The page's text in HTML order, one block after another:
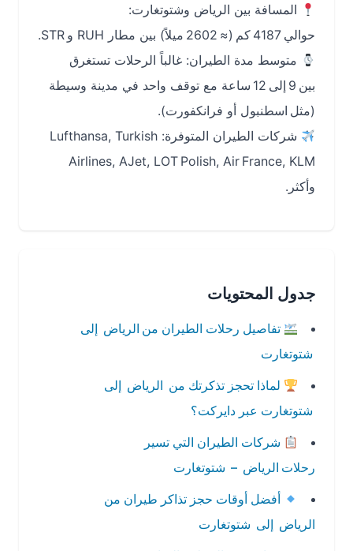
المسافة بين الرياض وشتوتغارت:
حوالي 4187 كم (≈ 2602 ميلاً) بين مطار RUH و STR.
متوسط مدة الطيران: غالباً الرحلات تستغرق
بين 9 إلى 12 ساعة مع توقف واحد في مدينة وسيطة
(مثل اسطنبول أو فرانكفورت).
شركات الطيران المتوفرة: Lufthansa, Turkish
Airlines, AJet, LOT Polish, Air France, KLM
جدول المحتويات
تفاصيل رحلات الطيران من الرياض إلى
شتوتغارت
لماذا تحجز تذكرتك من الرياض إلى
شتوتغارت عبر دايركت؟
شركات الطيران التي تسير
رحلات الرياض – شتوتغارت
أفضل أوقات حجز تذاكر طيران من
الرياض إلى شتوتغارت